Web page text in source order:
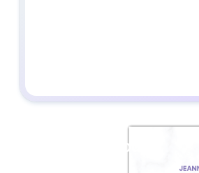
Créez un album